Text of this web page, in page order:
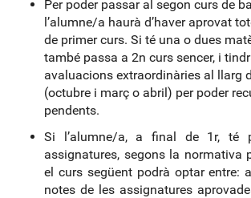
Per poder passar al segon curs de
l’alumne/a haurà d’haver aprovat
de primer curs. Si té una o dues
també passa a 2n curs sencer, i
avaluacions extraordinàries al llarg
(octubre i març o abril) per poder
pendents.
Si l’alumne/a, a final de 1r, té
assignatures, segons la normativa
el curs següent podrà optar entre:
notes de les assignatures